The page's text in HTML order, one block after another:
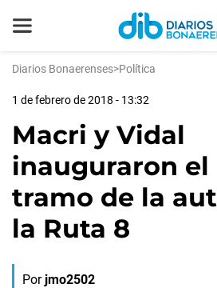
Diarios Bonaerenses>Política
1 de febrero de 2018 - 13:32
Macri y Vidal
inauguraron
tramo de la
la Ruta 8
Por jmo2502